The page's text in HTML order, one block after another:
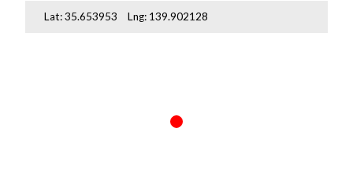
Lat:35.653953 Lng: 139.902128